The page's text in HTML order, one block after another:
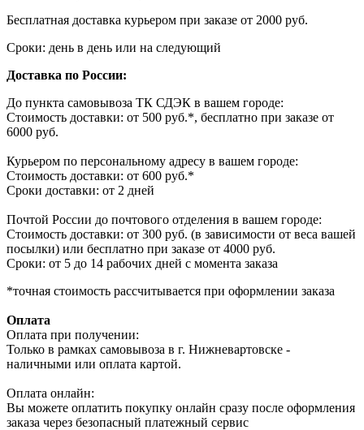
Бесплатная доставка курьером при заказе от 2000 руб.
Сроки: день в день или на следующий
Доставка по России:
До пункта самовывоза ТК СДЭК в вашем городе:
Стоимость доставки: от 500 руб.*, бесплатно при заказе от
6000 руб.
Курьером по персональному адресу в вашем городе:
Стоимость доставки: от 600 руб.*
Сроки доставки: от 2 дней
Почтой России до почтового отделения в вашем городе:
Стоимость доставки: от 300 руб. (в зависимости от веса вашей
посылки) или бесплатно при заказе от 4000 руб.
Сроки: от 5 до 14 рабочих дней с момента заказа
*точная стоимость рассчитывается при оформлении заказа
Оплата
Оплата при получении:
Только в рамках самовывоза в г. Нижневартовске -
наличными или оплата картой.
Оплата онлайн:
Вы можете оплатить покупку онлайн сразу после оформления
заказа через безопасный платежный сервис